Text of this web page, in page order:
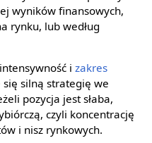
wyników finansowych,
rynku, lub według
i zakres
się silną strategię we
pozycja jest słaba,
czyli koncentrację
i nisz rynkowych.